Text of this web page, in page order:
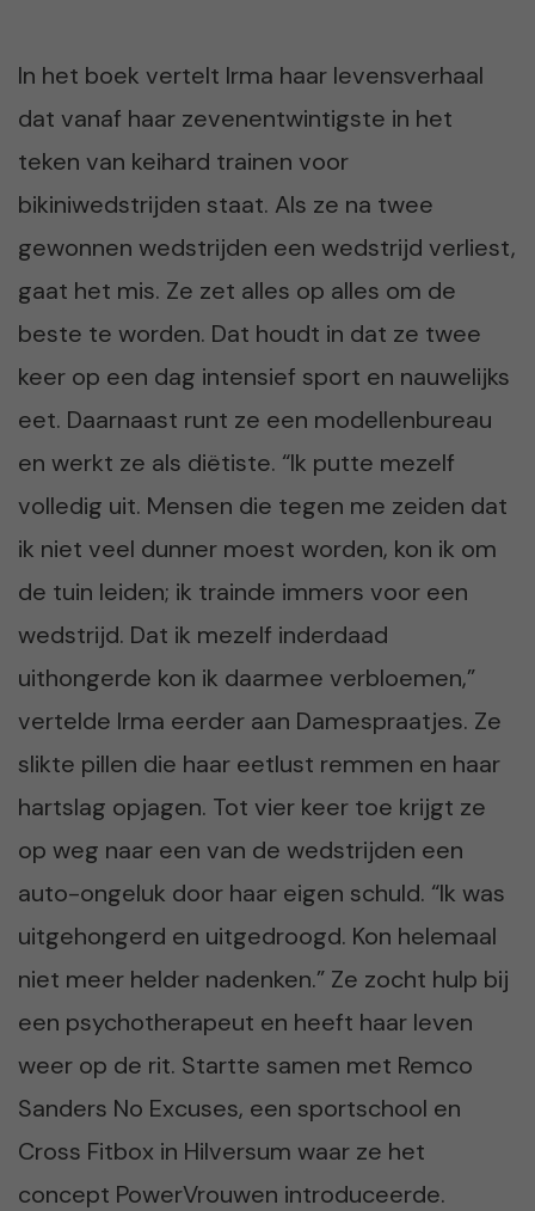
In het boek vertelt Irma haar levensverhaal
dat vanaf haar zevenentwintigste in het
teken van keihard trainen voor
bikiniwedstrijden staat. Als ze na twee
gewonnen wedstrijden een wedstrijd verliest,
gaat het mis. Ze zet alles op alles om de
beste te worden. Dat houdt in dat ze twee
keer op een dag intensief sport en nauwelijks
eet. Daarnaast runt ze een modellenbureau
en werkt ze als diëtiste. “Ik putte mezelf
volledig uit. Mensen die tegen me zeiden dat
ik niet veel dunner moest worden, kon ik om
de tuin leiden; ik trainde immers voor een
wedstrijd. Dat ik mezelf inderdaad
uithongerde kon ik daarmee verbloemen,”
vertelde Irma eerder aan Damespraatjes. Ze
slikte pillen die haar eetlust remmen en haar
hartslag opjagen. Tot vier keer toe krijgt ze
op weg naar een van de wedstrijden een
auto-ongeluk door haar eigen schuld. “Ik was
uitgehongerd en uitgedroogd. Kon helemaal
niet meer helder nadenken.” Ze zocht hulp bij
een psychotherapeut en heeft haar leven
weer op de rit. Startte samen met Remco
Sanders No Excuses, een sportschool en
Cross Fitbox in Hilversum waar ze het
concept PowerVrouwen introduceerde.